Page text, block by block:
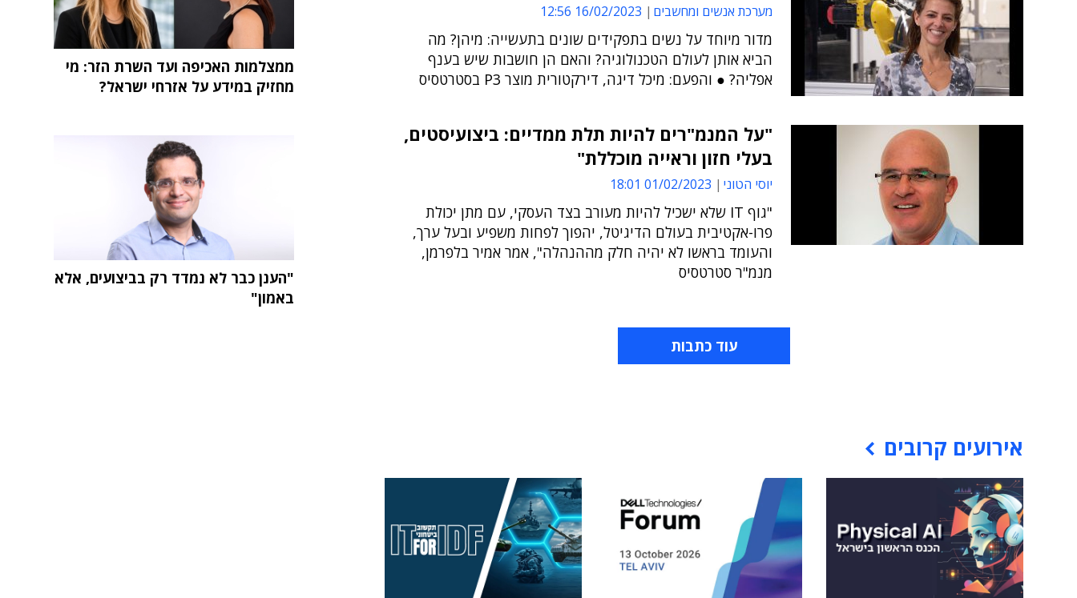
מערכת אנשים ומחשבים 16/02/2023 12:56
מדור מיוחד על נשים בתפקידים שונים בתעשייה: מיהן? מה
הביא אותן לעולם הטכנולוגיה? והאם הן חושבות שיש בענף
אפליה? ● והפעם: מיכל דיגה, דירקטורית מוצר P3 בסטרטסיס
"על המנמ"רים להיות תלת ממדיים: ביצועיסטים,
בעלי חזון וראייה מוכללת"
יוסי הטוני 01/02/2023 18:01
"גוף IT שלא ישכיל להיות מעורב בצד העסקי, עם מתן יכולת
פרו-אקטיבית בעולם הדיגיטל, יהפוך לפחות משפיע ובעל ערך,
והעומד בראשו לא יהיה חלק מההנהלה", אמר אמיר בלפרמן,
מנמ"ר סטרטסיס
עוד כתבות
אירועים קרובים
ממצלמות האכיפה ועד השרת הזר: מי
מחזיק במידע על אזרחי ישראל?
"הענן כבר לא נמדד רק בביצועים, אלא
באמון"